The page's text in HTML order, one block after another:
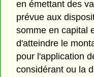
en émettant des
prévue aux
somme en capital
d'atteindre le
pour l'application
considérant ou la